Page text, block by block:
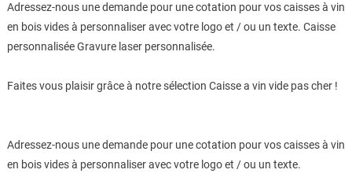
Adressez-nous une demande pour une cotation pour vos caisses à vin
en bois vides à personnaliser avec votre logo et / ou un texte. Caisse
personnalisée Gravure laser personnalisée.
Faites vous plaisir grâce à notre sélection Caisse a vin vide pas cher !
Adressez-nous une demande pour une cotation pour vos caisses à vin
en bois vides à personnaliser avec votre logo et / ou un texte.